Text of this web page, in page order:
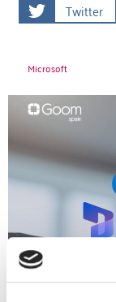
Twitter
Microsoft